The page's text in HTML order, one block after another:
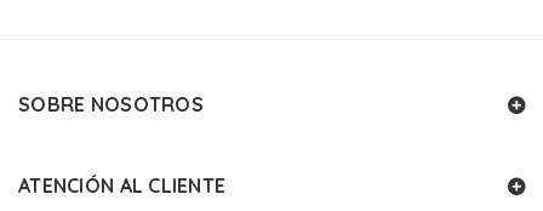
SOBRE NOSOTROS
ATENCIÓN AL CLIENTE